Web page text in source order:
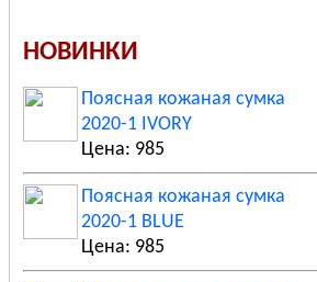
НОВИНКИ
Поясная кожаная сумка
2020-1 IVORY
Цена: 985
Поясная кожаная сумка
2020-1 BLUE
Цена: 985